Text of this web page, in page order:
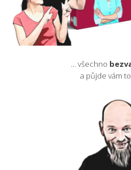
... všechno
a půjde vám